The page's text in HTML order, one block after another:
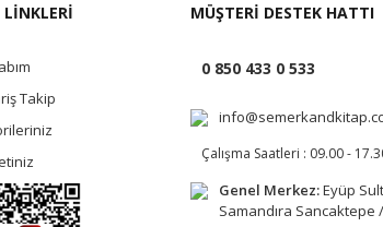
LİNKLERİ
Takip
MÜŞTERİ DESTEK HATTI
0 850 433 0 533
Çalışma Saatleri : 09.00 -
Genel Merkez:Eyüp
Samandıra Sancaktepe /